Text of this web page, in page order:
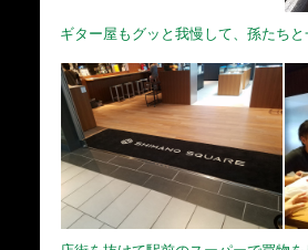
ギター屋もグッと我慢して、孫たち